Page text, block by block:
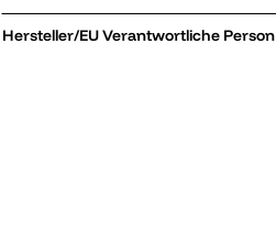
Hersteller/EU Verantwortliche Person